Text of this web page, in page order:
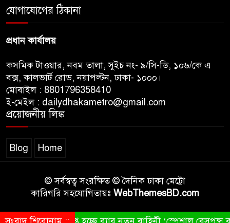
যোগাযোগের ঠিকানা
প্রধান কার্যালয়
কসমিক টাওয়ার, নবম তালা, সুইচ নং- ৯/সি-ডি, ১০৬/কে এ
বক্স, কালভার্ট রোড, নয়াপল্টন, ঢাকা- ১০০০।
মোবাইল : 8801796358410
ই-মেইল : dailydhakametro@gmail.com
প্রয়োজনীয় লিঙ্ক
Blog Home
© সর্বস্বত্ব সংরক্ষিত © দৈনিক ঢাকা মেট্রো
কারিগরি সহযোগিতায়ঃ WebThemesBD.com